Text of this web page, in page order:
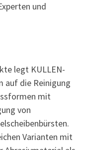
und
legt KULLEN-
auf die Reinigung
mit
von
Varianten mit